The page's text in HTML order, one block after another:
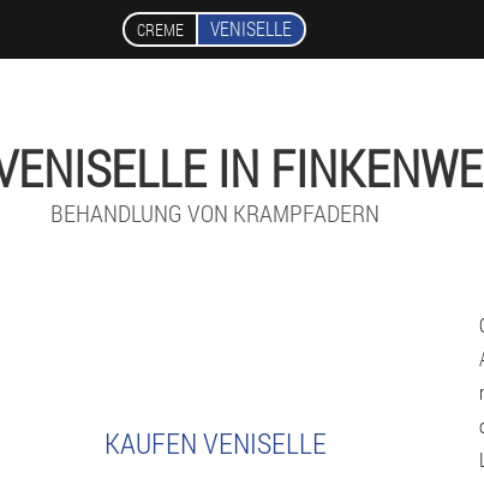
CREME VENISELLE
IN
BEHANDLUNG VON KRAMPFADERN
KAUFEN VENISELLE